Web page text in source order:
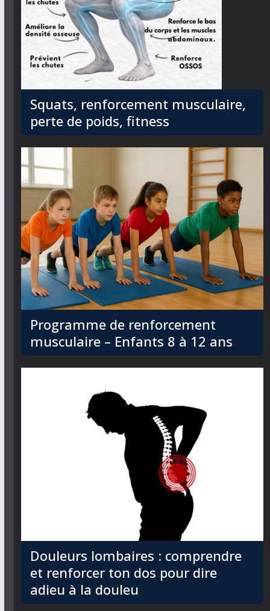
Squats, renforcement musculaire,
perte de poids, fitness
Programme de renforcement
musculaire – Enfants 8 à 12 ans
Douleurs lombaires : comprendre
et renforcer ton dos pour dire
adieu à la douleu